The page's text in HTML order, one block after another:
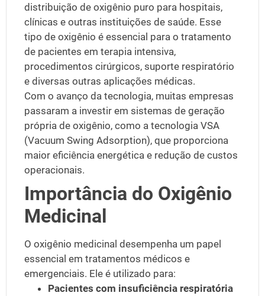
distribuição de oxigênio puro para hospitais,
clínicas e outras instituições de saúde. Esse
tipo de oxigênio é essencial para o tratamento
de pacientes em terapia intensiva,
procedimentos cirúrgicos, suporte respiratório
e diversas outras aplicações médicas.
Com o avanço da tecnologia, muitas empresas
passaram a investir em sistemas de geração
própria de oxigênio, como a tecnologia VSA
(Vacuum Swing Adsorption), que proporciona
maior eficiência energética e redução de custos
operacionais.
Importância do Oxigênio
Medicinal
O oxigênio medicinal desempenha um papel
essencial em tratamentos médicos e
emergenciais. Ele é utilizado para:
Pacientes com insuficiência respiratória